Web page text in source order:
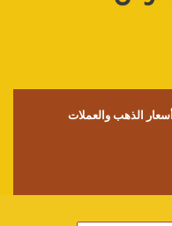
أسعار الذهب والعملات